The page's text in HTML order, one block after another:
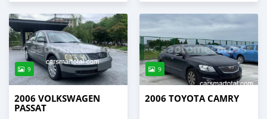
9
2006 VOLKSWAGEN
PASSAT
9
2006 TOYOTA CAMRY